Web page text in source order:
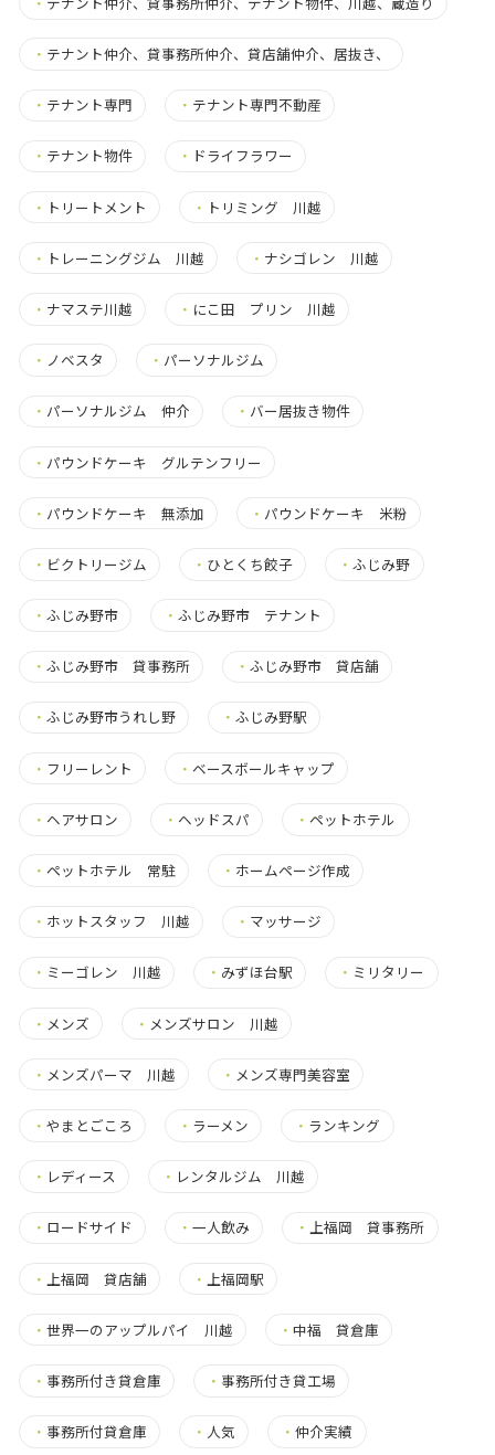
・ テナント仲介、貸事務所仲介、貸店舗仲介、居抜き、
・ テナント専門 ・ テナント専門不動産
・ テナント物件 ・ ドライフラワー
・ トリートメント ・ トリミング 川越
・ トレーニングジム 川越 ・ ナシゴレン 川越
・ ナマステ川越 ・ にこ田 プリン 川越
・ ノベスタ ・ パーソナルジム
・ パーソナルジム 仲介 ・ バー居抜き物件
・ パウンドケーキ グルテンフリー
・ パウンドケーキ 無添加 ・ パウンドケーキ 米粉
・ ビクトリージム ・ ひとくち餃子 ・ふじみ野
・ ふじみ野市 ・ふじみ野市 テナント
・ ふじみ野市 貸事務所 ・ふじみ野市 貸店舗
・ ふじみ野市うれし野 ・ふじみ野駅
・ フリーレント ・ ベースボールキャップ
・ ヘアサロン ・ ヘッドスパ ・ペットホテル
・ ペットホテル 常駐 ・ ホームページ作成
・ ホットスタッフ 川越 ・ マッサージ
・ ミーゴレン 川越 ・ みずほ台駅 ・ ミリタリー
・ メンズ ・ メンズサロン 川越
・ メンズパーマ 川越 ・ メンズ専門美容室
・ やまとごころ ・ ラーメン ・ ランキング
・ レディース ・ レンタルジム 川越
・ ロードサイド ・一人飲み ・上福岡 貸事務所
・ 上福岡 貸店舗 ・ 上福岡駅
・ 世界一のアップルパイ 川越 ・中福 貸倉庫
・ 事務所付き貸倉庫 ・ 事務所付き貸工場
・ 事務所付貸倉庫 ・ 人気 ・仲介実績